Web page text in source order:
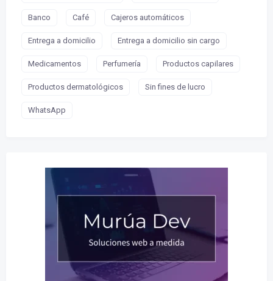
Banco Café Cajeros automáticos
Entrega a domicilio Entrega a domicilio sin cargo
Medicamentos Perfumería Productos capilares
Productos dermatológicos Sin fines de lucro
WhatsApp